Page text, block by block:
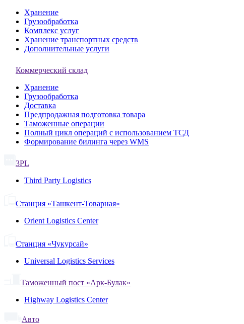
Хранение
Грузообработка
Комплекс услуг
Хранение транспортных средств
Дополнительные услуги
Коммерческий склад
Хранение
Грузообработка
Доставка
Предпродажная подготовка товара
Таможенные операции
Полный цикл операций с использованием ТСД
Формирование билинга через WMS
3PL
Third Party Logistics
Станция «Ташкент-Товарная»
Orient Logistics Center
Станция «Чукурсай»
Universal Logistics Services
Таможенный пост «Арк-Булак»
Highway Logistics Center
Авто